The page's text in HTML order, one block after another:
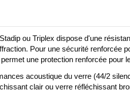
ou Triplex dispose d'une
Pour une sécurité
une protection renforcée pour
acoustique du verre (44/2
clair ou verre réfléchissant